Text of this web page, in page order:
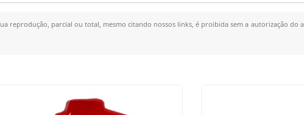
reprodução, parcial ou total, mesmo citando nossos links, é proibida sem a autorização do